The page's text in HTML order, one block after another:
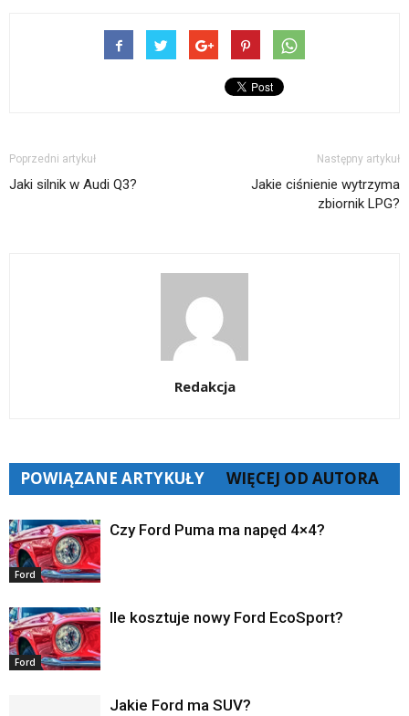
Poprzedni artykuł
Jaki silnik w Audi Q3?
Następny artykuł
Jakie ciśnienie wytrzyma
zbiornik LPG?
Redakcja
POWIĄZANE ARTYKUŁY WIĘCEJ OD AUTORA
Ford
Czy Ford Puma ma napęd 4×4?
Ford
Ile kosztuje nowy Ford EcoSport?
Jakie Ford ma SUV?